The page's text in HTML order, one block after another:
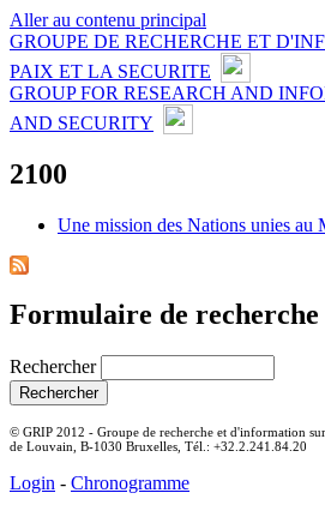
Aller au contenu principal
GROUPE DE RECHERCHE ET
PAIX ET LA SECURITE
GROUP FOR RESEARCH AND
AND SECURITY
2100
Une mission des Nations unies au
Formulaire de recherche
Rechercher
© GRIP 2012 - Groupe de recherche et d'information
de Louvain, B-1030 Bruxelles, Tél.: +32.2.241.84.20
Login - Chronogramme